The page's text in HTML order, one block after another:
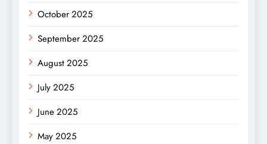
October 2025
September 2025
August 2025
July 2025
June 2025
May 2025